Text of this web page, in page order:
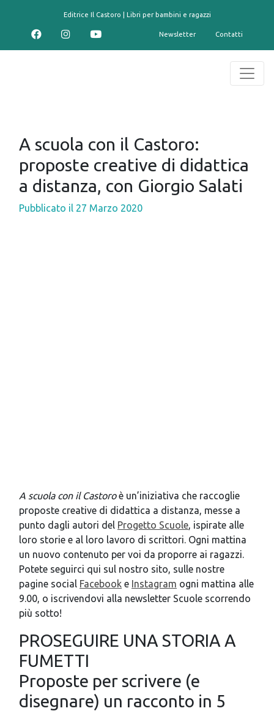
Editrice Il Castoro | Libri per bambini e ragazzi
Newsletter Contatti
A scuola con il Castoro:
proposte creative di didattica
a distanza, con Giorgio Salati
Pubblicato il 27 Marzo 2020
A scuola con il Castoroè un’iniziativa che raccoglie
proposte creative di didattica a distanza, messe a
punto dagli autori del Progetto Scuole, ispirate alle
loro storie e al loro lavoro di scrittori. Ogni mattina
un nuovo contenuto per voi da proporre ai ragazzi.
Potete seguirci qui sul nostro sito, sulle nostre
pagine social Facebook e Instagram ogni mattina alle
9.00, o iscrivendovi alla newsletter Scuole scorrendo
più sotto!
PROSEGUIRE UNA STORIA A
FUMETTI
Proposte per scrivere (e
disegnare) un racconto in 5